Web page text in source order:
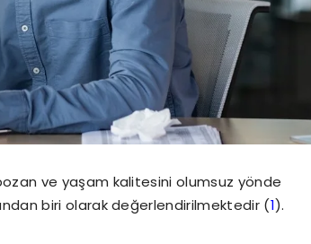
ve yaşam kalitesini olumsuz yönde
biri olarak değerlendirilmektedir (1).